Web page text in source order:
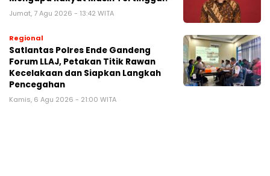
Jumat, 7 Agu 2026 - 13:42 WITA
Regional
Satlantas Polres Ende Gandeng
Forum LLAJ, Petakan Titik Rawan
Kecelakaan dan Siapkan Langkah
Pencegahan
Kamis, 6 Agu 2026 - 21:00 WITA